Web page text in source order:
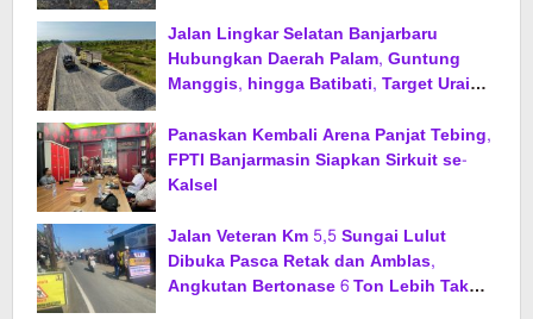
Jalan Lingkar Selatan Banjarbaru
Hubungkan Daerah Palam, Guntung
Manggis, hingga Batibati, Target Urai
Panaskan Kembali Arena Panjat Tebing,
FPTI Banjarmasin Siapkan Sirkuit se-
Kalsel
Jalan Veteran Km 5,5 Sungai Lulut
Dibuka Pasca Retak dan Amblas,
Angkutan Bertonase 6 Ton Lebih Tak